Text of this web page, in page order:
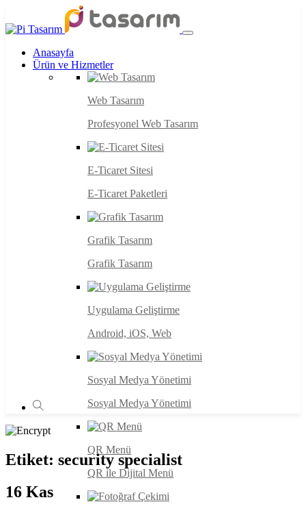
Anasayfa
Ürün ve Hizmetler
Web Tasarım
Profesyonel Web Tasarım
E-Ticaret Sitesi
E-Ticaret Paketleri
Grafik Tasarım
Grafik Tasarım
Uygulama Geliştirme
Android, iOS, Web
Sosyal Medya Yönetimi
Sosyal Medya Yönetimi
QR Menü
QR ile Dijital Menü
Etiket: security specialist
16 Kas